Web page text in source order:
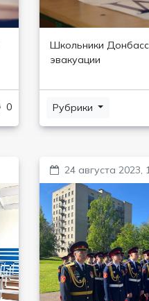
0
Школьники
эвакуации
Рубрики
24 августа 2023,